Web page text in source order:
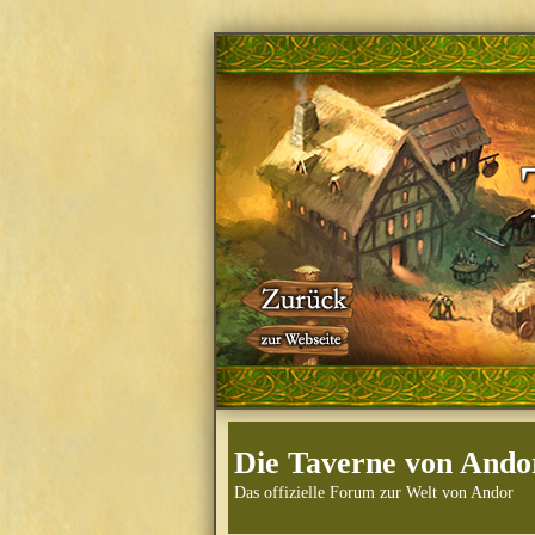
Die Taverne von
Das offizielle Forum zur Welt von Andor